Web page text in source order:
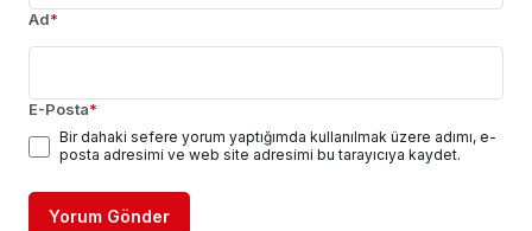
Ad*
E-Posta*
Bir dahaki sefere yorum yaptığımda kullanılmak üzere adımı, e-
posta adresimi ve web site adresimi bu tarayıcıya kaydet.
Yorum Gönder